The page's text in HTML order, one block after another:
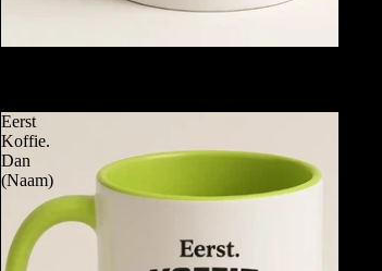
Eerst
Koffie.
Dan
(Naam)